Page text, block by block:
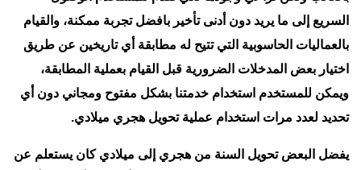
السريع إلى ما يريد دون أدنى تأخير بافضل تجربة ممكنة، والقيام
بالعماليات الحاسوبية التي تتيح له مطابقة أي تاريخين عن طريق
اختيار بعض المدخلات الضرورية قبل القيام بعملية المطابقة،
ويمكن للمستخدم استخدام خدمتنا بشكل مفتوح ومجاني دون أي
تحديد لعدد مرات استخدام عملية تحويل هجري ميلادي.
يفضل البعض تحويل السنة من هجري إلى ميلادي كان يستعلم عن